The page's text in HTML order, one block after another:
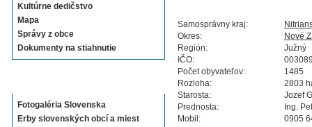
Kultúrne dedičstvo
Mapa
Správy z obce
Dokumenty na stiahnutie
Fotogaléria Slovenska
Erby slovenských obcí a miest
Samosprávny kraj:
Okres:
Nové
Región:
Južný
IČO:
Počet obyvateľov:
1485
Rozloha:
2803
Starosta:
Jozef
Prednosta:
Ing.
Mobil:
0905